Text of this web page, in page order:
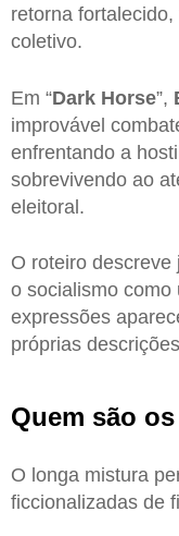
retorna
coletivo.
Em “Dark Horse”,
improvável
enfrentando a
sobrevivendo ao
eleitoral.
O roteiro descreve
o socialismo como
expressões
próprias
Quem são
O longa mistura
ficcionalizadas de